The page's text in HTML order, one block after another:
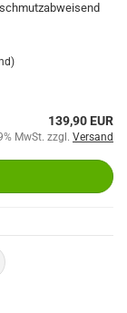
139,90 EUR
MwSt. zzgl. Versand